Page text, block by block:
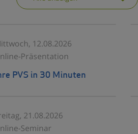
12.08.2026
Präsentation
PVS in 30 Minuten
21.08.2026
Seminar